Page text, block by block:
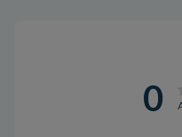
0